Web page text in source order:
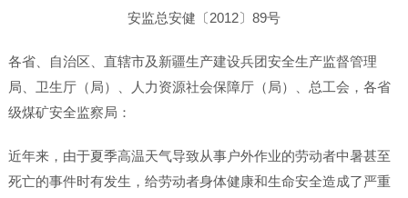
安监总安健〔2012〕89号
各省、自治区、直辖市及新疆生产建设兵团安全生产监督管理
局、卫生厅（局）、人力资源社会保障厅（局）、总工会，各省
级煤矿安全监察局：
近年来，由于夏季高温天气导致从事户外作业的劳动者中暑甚至
死亡的事件时有发生，给劳动者身体健康和生命安全造成了严重